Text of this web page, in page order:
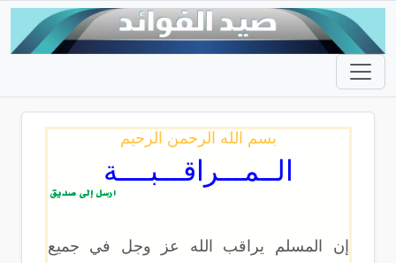
بسم الله الرحمن الرحيم
الــمـــراقـــبــــة
إن المسلم يراقب الله عز وجل في جميع